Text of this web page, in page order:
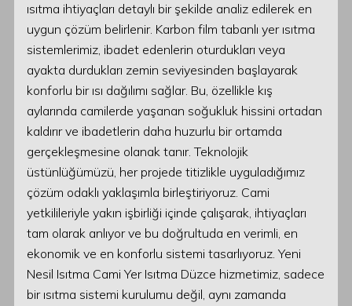
ısıtma ihtiyaçları detaylı bir şekilde analiz edilerek en
uygun çözüm belirlenir. Karbon film tabanlı yer ısıtma
sistemlerimiz, ibadet edenlerin oturdukları veya
ayakta durdukları zemin seviyesinden başlayarak
konforlu bir ısı dağılımı sağlar. Bu, özellikle kış
aylarında camilerde yaşanan soğukluk hissini ortadan
kaldırır ve ibadetlerin daha huzurlu bir ortamda
gerçekleşmesine olanak tanır. Teknolojik
üstünlüğümüzü, her projede titizlikle uyguladığımız
çözüm odaklı yaklaşımla birleştiriyoruz. Cami
yetkilileriyle yakın işbirliği içinde çalışarak, ihtiyaçları
tam olarak anlıyor ve bu doğrultuda en verimli, en
ekonomik ve en konforlu sistemi tasarlıyoruz. Yeni
Nesil Isıtma Cami Yer Isıtma Düzce hizmetimiz, sadece
bir ısıtma sistemi kurulumu değil, aynı zamanda